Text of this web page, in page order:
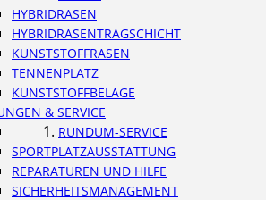
HYBRIDRASEN
HYBRIDRASENTRAGSCHICHT
KUNSTSTOFFRASEN
TENNENPLATZ
KUNSTSTOFFBELÄGE
& SERVICE
RUNDUM-SERVICE
SPORTPLATZAUSSTATTUNG
REPARATUREN UND HILFE
SICHERHEITSMANAGEMENT